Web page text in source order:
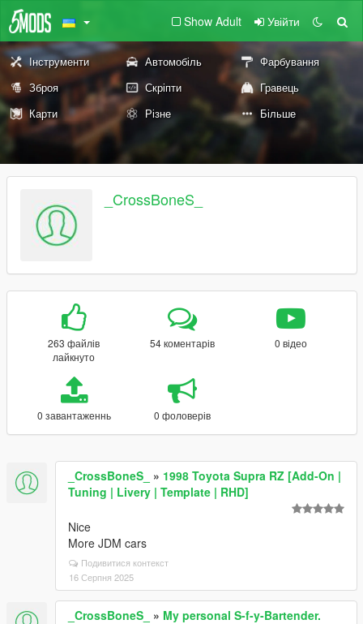
Show Adult Увійти
Інструменти Автомобіль
Фарбування
Зброя
Скріпти
Гравець
Карти
Різне Більше
_CrossBoneS_
263 файлів
лайкнуто
54 коментарів 0 відео
0 завантаженнь 0 фоловерів
_CrossBoneS_ » 1998 Toyota Supra RZ [Add-On |
Tuning | Livery | Template | RHD]
Nice
More JDM cars
Подивитися контекст
16 Серпня 2025
_CrossBoneS_ » My personal S-f-y-Bartender.